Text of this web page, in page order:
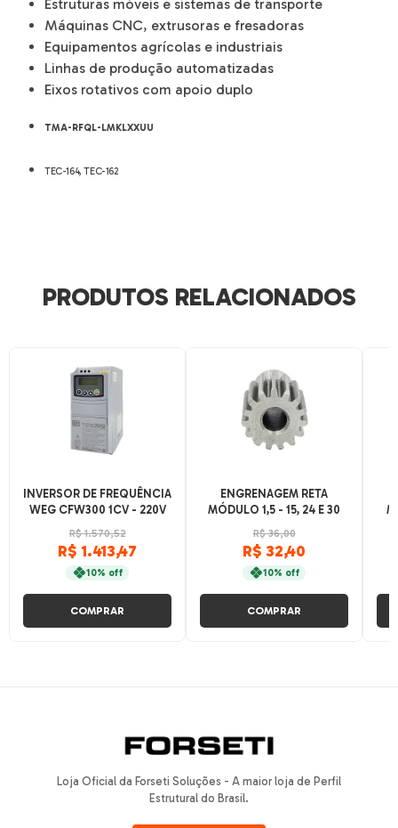
Estruturas móveis e sistemas de transporte
Máquinas CNC, extrusoras e fresadoras
Equipamentos agrícolas e industriais
Linhas de produção automatizadas
Eixos rotativos com apoio duplo
TMA-RFQL-LMKLXXUU
TEC-164, TEC-162
PRODUTOS RELACIONADOS
INVERSOR DE FREQUÊNCIA
WEG CFW300 1CV - 220V
R$ 1.570,52
R$ 1.413,47
10% off
COMPRAR
ENGRENAGEM RETA
MÓDULO 1,5 - 15, 24 E 30
R$ 36,00
R$ 32,40
10% off
COMPRAR
Loja Oficial da Forseti Soluções - A maior loja de Perfil
Estrutural do Brasil.